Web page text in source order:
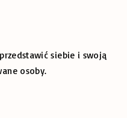
siebie i swoją
osoby.